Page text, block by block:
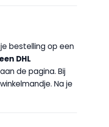
bestelling op een
DHL
de pagina. Bij
Na je